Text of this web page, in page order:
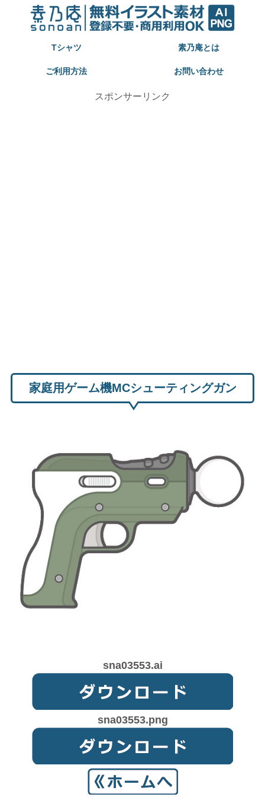
Tシャツ 素乃庵とは
ご利用方法 お問い合わせ
スポンサーリンク
家庭用ゲーム機MCシューティングガン
sna03553.ai
sna03553.png